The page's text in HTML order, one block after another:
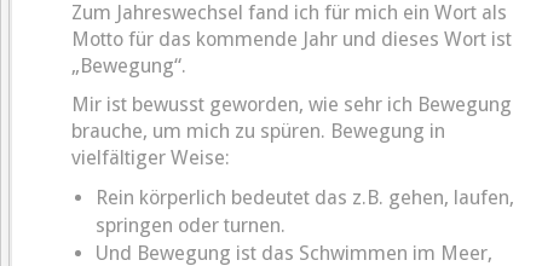
Zum Jahreswechsel fand ich für mich ein Wort als
Motto für das kommende Jahr und dieses Wort ist
„Bewegung“.
Mir ist bewusst geworden, wie sehr ich Bewegung
brauche, um mich zu spüren. Bewegung in
vielfältiger Weise:
Rein körperlich bedeutet das z.B. gehen, laufen,
springen oder turnen.
Und Bewegung ist das Schwimmen im Meer,